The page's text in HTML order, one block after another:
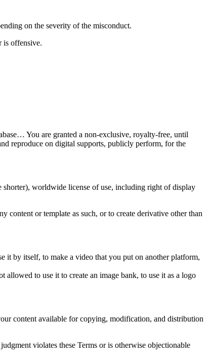
on the severity of the misconduct.
is offensive.
You are granted a non-exclusive, royalty-free, until
reproduce on digital supports, publicly perform, for the
worldwide license of use, including right of display
content or template as such, or to create derivative other than
it by itself, to make a video that you put on another platform,
allowed to use it to create an image bank, to use it as a logo
content available for copying, modification, and distribution
violates these Terms or is otherwise objectionable